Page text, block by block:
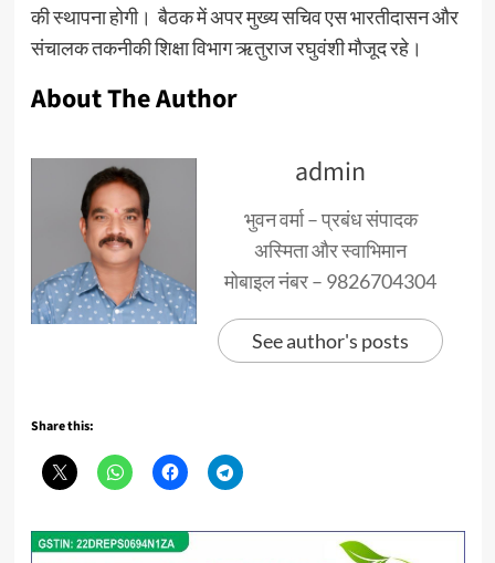
की स्थापना होगी। बैठक में अपर मुख्य सचिव एस भारतीदासन और
संचालक तकनीकी शिक्षा विभाग ऋतुराज रघुवंशी मौजूद रहे।
About The Author
admin
भुवन वर्मा – प्रबंध संपादक
अस्मिता और स्वाभिमान
मोबाइल नंबर – 9826704304
See author's posts
Share this: